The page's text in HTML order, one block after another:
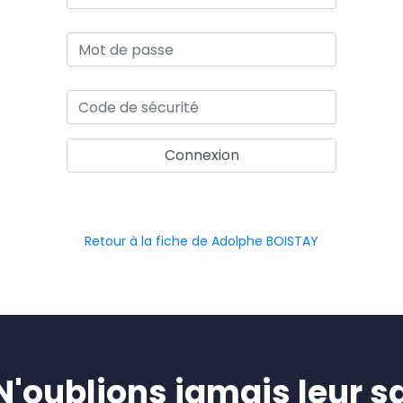
Retour à la fiche de Adolphe BOISTAY
jamais leur